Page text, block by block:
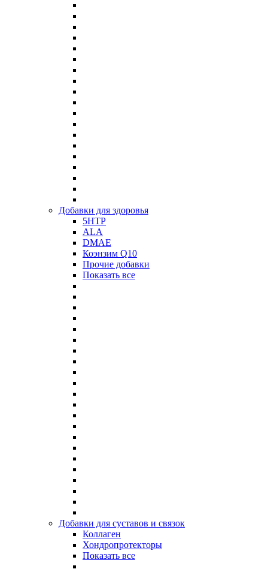
Добавки для здоровья
5HTP
ALA
DMAE
Коэнзим Q10
Прочие добавки
Показать все
Добавки для суставов и связок
Коллаген
Хондропротекторы
Показать все